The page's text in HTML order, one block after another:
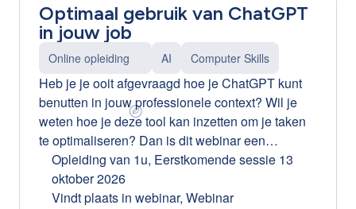
data en privacy kritisch omgaan met AI-output
praktische toepassingen in de werkcontext Kort,
praktisch en meteen toepasbaar.
gepersonaliseerde tips. We zetten in op:
Upskilling en Reskilling Meegroeien
Resultaatgericht en efficiënt Maatwerk “Ortiz is
dé nieuwe manier van leren. Snel, kort, efficiënt
en op maat! Exact wat bedrijven vandaag nodig
hebben. Dit is het leren van de toekomst!” Ine
Indesteege – L&D manager CLB Group
Contacteer ons voor meer info of een korte demo
of neem deel aan het gratis
infowebinar: https://clb-
group.webinargeek.com/infowebinar-excel-word-
Optimaal gebruik van ChatGPT
in jouw job
Online opleiding AI Computer Skills
Heb je je ooit afgevraagd hoe je ChatGPT kunt
benutten in jouw professionele context? Wil je
weten hoe je deze tool kan inzetten om je taken
te optimaliseren? Dan is dit webinar een
aanrader! Deze boeiende online workshop biedt
jou een heldere inzage in de werking van
ChatGPT en de vele manieren waarop het jouw
Opleiding van 1u, Eerstkomende sessie 13
oktober 2026
Vindt plaats in webinar, Webinar